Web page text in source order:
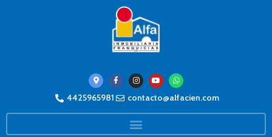
4425965981 contacto@alfacien.com